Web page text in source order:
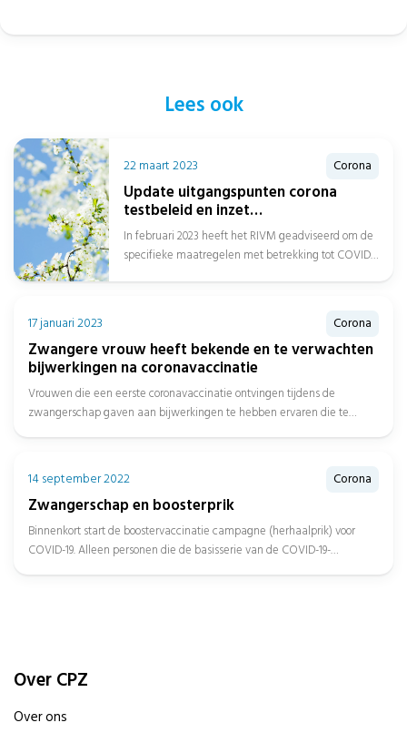
Lees ook
22 maart 2023 Corona
Update uitgangspunten corona
testbeleid en inzet
zorgmedewerkers buiten het
ziekenhuis
In februari 2023 heeft het RIVM geadviseerd om de
specifieke maatregelen met betrekking tot COVID-
17 januari 2023 Corona
Zwangere vrouw heeft bekende en te verwachten
bijwerkingen na coronavaccinatie
Vrouwen die een eerste coronavaccinatie ontvingen tijdens de
zwangerschap gaven aan bijwerkingen te hebben ervaren die te
14 september 2022 Corona
Zwangerschap en boosterprik
Binnenkort start de boostervaccinatie campagne (herhaalprik) voor
COVID-19. Alleen personen die de basisserie van de COVID-19-
Over CPZ
Over ons